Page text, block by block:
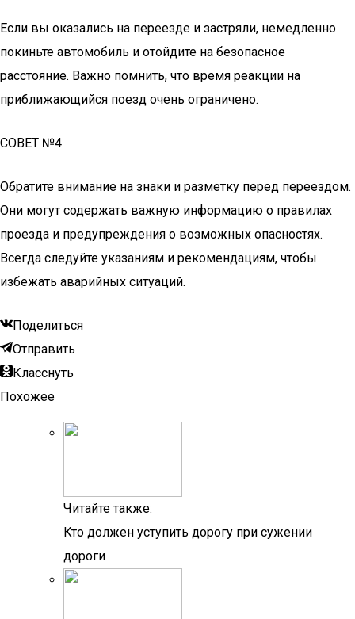
Если вы оказались на переезде и застряли, немедленно
покиньте автомобиль и отойдите на безопасное
расстояние. Важно помнить, что время реакции на
приближающийся поезд очень ограничено.
СОВЕТ №4
Обратите внимание на знаки и разметку перед переездом.
Они могут содержать важную информацию о правилах
проезда и предупреждения о возможных опасностях.
Всегда следуйте указаниям и рекомендациям, чтобы
избежать аварийных ситуаций.
Поделиться
Отправить
Класснуть
Похожее
Читайте также:
Кто должен уступить дорогу при сужении
дороги